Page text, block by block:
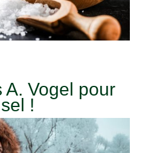
A. Vogel pour
!